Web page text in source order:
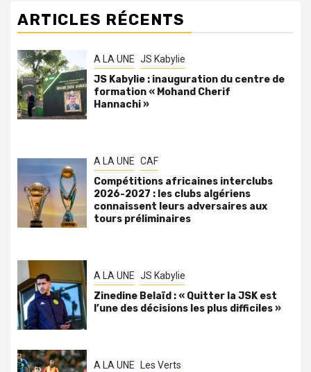
ARTICLES RÉCENTS
A LA UNE JS Kabylie
JS Kabylie : inauguration du centre de
formation « Mohand Cherif
Hannachi »
A LA UNE CAF
Compétitions africaines interclubs
2026-2027 : les clubs algériens
connaissent leurs adversaires aux
tours préliminaires
A LA UNE JS Kabylie
Zinedine Belaïd : « Quitter la JSK est
l’une des décisions les plus difficiles »
A LA UNE Les Verts